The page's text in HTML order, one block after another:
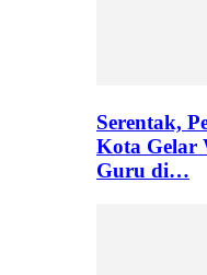
Serentak,
Kota Gelar
Guru di…